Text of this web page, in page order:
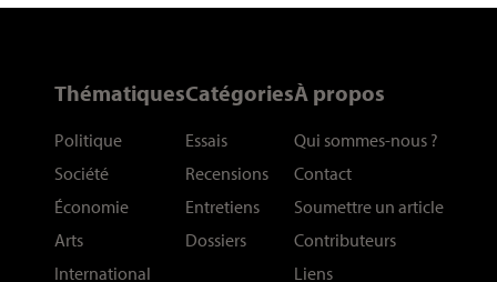
Thématiques
Politique
Société
Économie
Arts
International
Catégories
Essais
Recensions
Entretiens
Dossiers
À propos
Qui sommes-nous ?
Contact
Soumettre un article
Contributeurs
Liens